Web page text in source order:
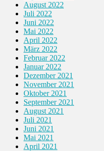
August 2022
Juli 2022
Juni 2022
Mai 2022
April 2022
März 2022
Februar 2022
Januar 2022
Dezember 2021
November 2021
Oktober 2021
September 2021
August 2021
Juli 2021
Juni 2021
Mai 2021
April 2021